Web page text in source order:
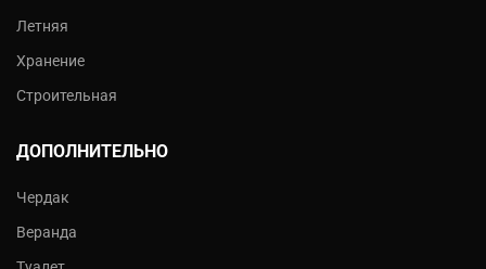
Летняя
Хранение
Строительная
ДОПОЛНИТЕЛЬНО
Чердак
Веранда